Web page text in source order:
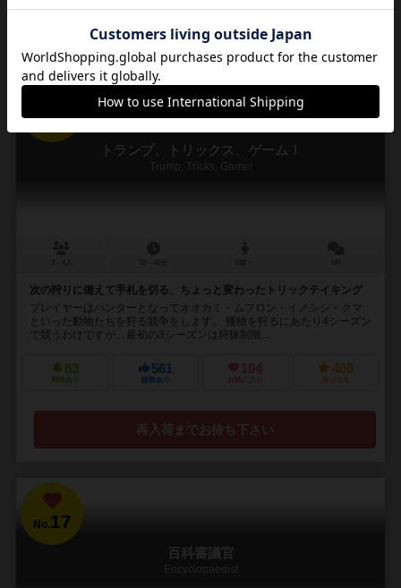
再入荷までお待ち下さい
No.16
トランプ、トリックス、ゲーム！
Trump, Tricks, Game!
次の狩りに備えて手札を切る、ちょっと変わったトリックテイキング
プレイヤーはハンターとなってオオカミ・ムフロン・イノシシ・クマ
といった動物たちを狩る競争をします。 獲物を狩るにあたり4シーズン
で競うわけですが、最初の3シーズンは狩猟制限...
83
興味あり
561
経験あり
104
お気に入り
408
持ってる
再入荷までお待ち下さい
No.17
百科審議官
Encyclopaedist